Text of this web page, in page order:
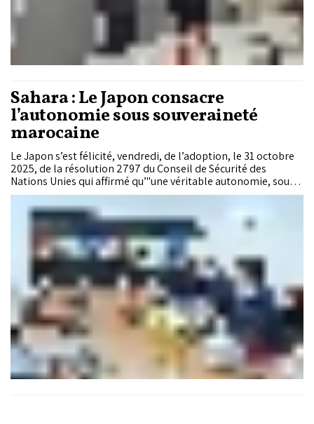
Sahara : Le Japon consacre
l’autonomie sous souveraineté
marocaine
Le Japon s’est félicité, vendredi, de l’adoption, le 31 octobre
2025, de la résolution 2797 du Conseil de Sécurité des
Nations Unies qui affirmé qu’"une véritable autonomie, sous
souveraineté marocaine, pourrait être une solution des plus
réalisables", soulignant qu’il compte agir conformément à
cette position aux niveaux diplomatique et économique .